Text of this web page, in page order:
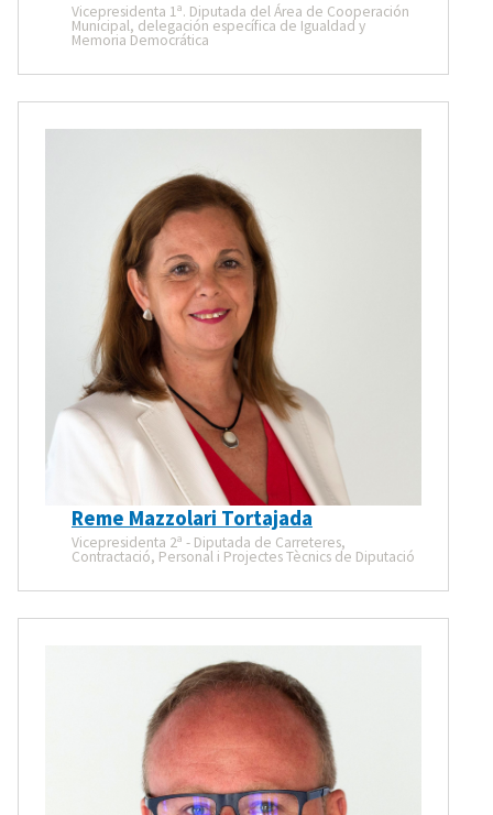
Vicepresidenta 1ª. Diputada del Área de Cooperación
Municipal, delegación específica de Igualdad y
Memoria Democrática
Reme Mazzolari Tortajada
Vicepresidenta 2ª - Diputada de Carreteres,
Contractació, Personal i Projectes Tècnics de Diputació